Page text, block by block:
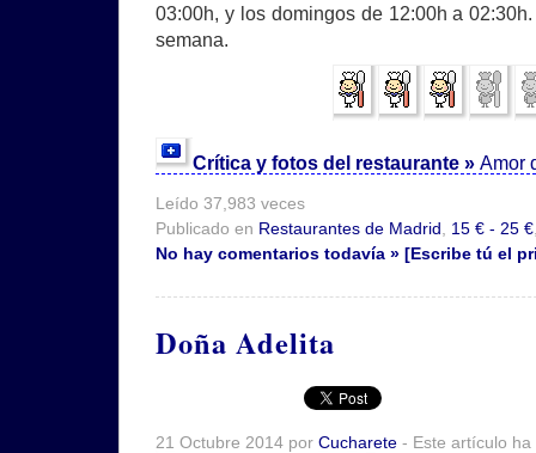
03:00h, y los domingos de 12:00h a
semana.
Crítica y fotos del restaurante » Amor
Leído 37,983 veces
Publicado en Restaurantes de Madrid, 15 € - 25 €
No hay comentarios todavía » [Escribe tú el
Doña Adelita
21 Octubre 2014 por Cucharete - Este artículo